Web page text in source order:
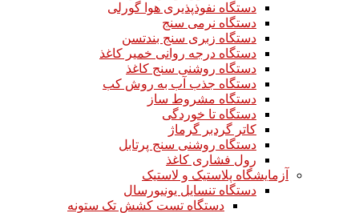
دستگاه نفوذپذیری هوا گورلی
دستگاه نرمی سنج
دستگاه زبری سنج بندتسن
دستگاه درجه روانی خمیر کاغذ
دستگاه روشنی سنج کاغذ
دستگاه جذب آب به روش کب
دستگاه مشروط ساز
دستگاه تا خوردگی
کاتر گردبر گرماژ
دستگاه روشنی سنج پرتابل
رول فشاری کاغذ
آزمایشگاه پلاستیک و لاستیک
دستگاه تنسایل یونیورسال
دستگاه تست کشش تک ستونه